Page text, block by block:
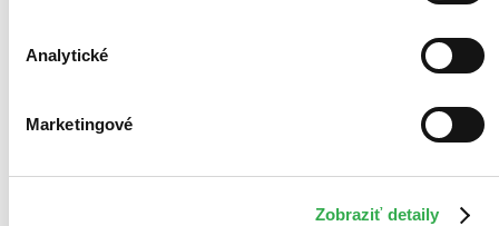
Analytické
Marketingové
Zobraziť detaily